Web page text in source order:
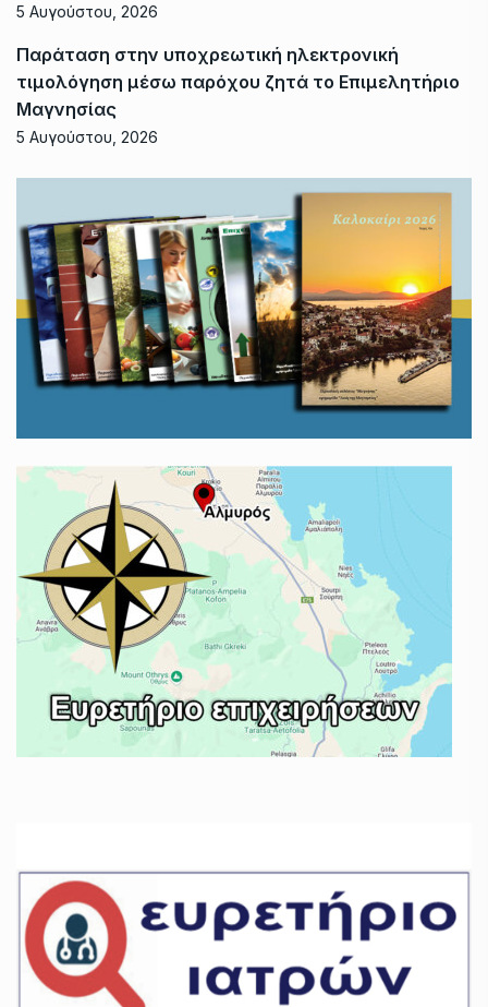
5 Αυγούστου, 2026
Παράταση στην υποχρεωτική ηλεκτρονική
τιμολόγηση μέσω παρόχου ζητά το Επιμελητήριο
Μαγνησίας
5 Αυγούστου, 2026